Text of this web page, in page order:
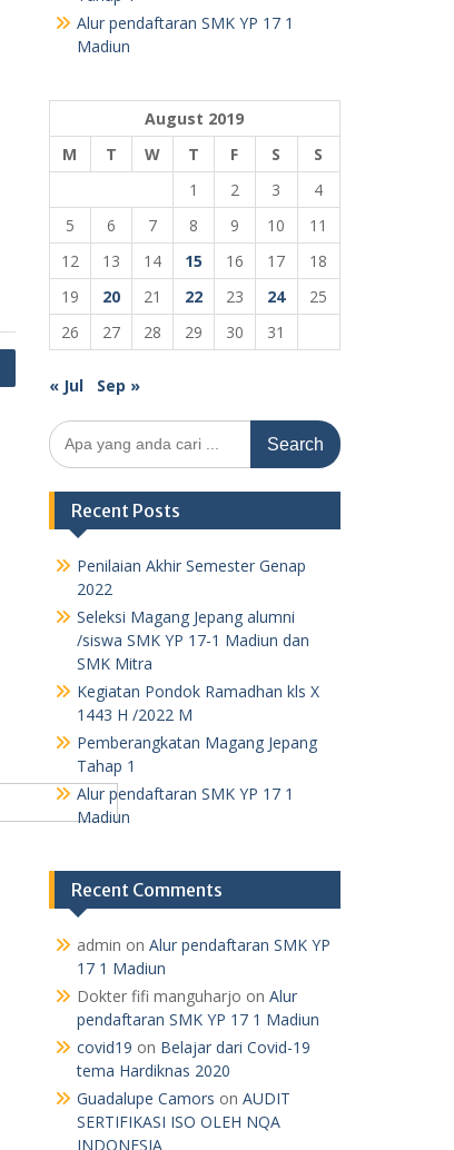
Alur pendaftaran SMK YP 17 1
Madiun
August 2019
M
T W T F S
S
1
2 3
4
5
6 7 8 9 10
11
12
13 14 15 16 17
18
19
20 21 22 23 24
25
26
27 28 29 30 31
« Jul
Search
for:
Recent Posts
Penilaian Akhir Semester Genap
2022
Seleksi Magang Jepang alumni
/siswa SMK YP 17-1 Madiun dan
SMK Mitra
Kegiatan Pondok Ramadhan kls X
1443 H /2022 M
Pemberangkatan Magang Jepang
Tahap 1
Alur pendaftaran SMK YP 17 1
Madiun
Recent Comments
admin
Alur pendaftaran SMK YP
17 1 Madiun
Dokter fifi manguharjo
Alur
pendaftaran SMK YP 17 1 Madiun
covid19
Belajar dari Covid-19
tema Hardiknas 2020
Guadalupe Camors
SERTIFIKASI ISO OLEH NQA
INDONESIA